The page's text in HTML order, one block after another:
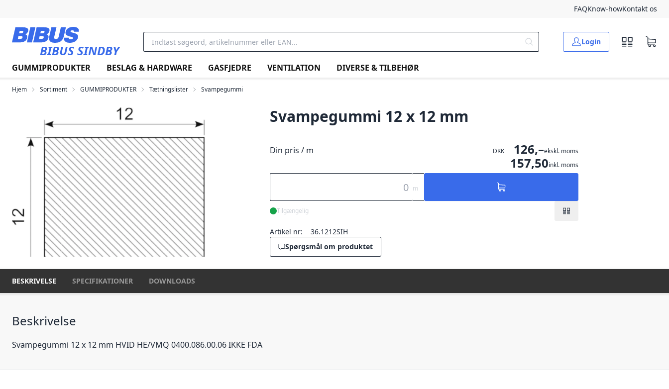
FAQKnow-howKontakt os
BIBUS SINDBY
Login
GUMMIPRODUKTER BESLAG & HARDWARE GASFJEDRE VENTILATION DIVERSE & TILBEHØR
Hjem Sortiment GUMMIPRODUKTER Tætningslister Svampegummi
Svampegummi 12 x 12 mm
Din pris / m DKK 126,–ekskl. moms
157,50inkl. moms
m
Tilgængelig
Artikel nr:
36.1212SIH
Spørgsmål om produktet
BESKRIVELSE SPECIFIKATIONER DOWNLOADS
Beskrivelse
Svampegummi 12 x 12 mm HVID HE/VMQ 0400.086.00.06 IKKE FDA